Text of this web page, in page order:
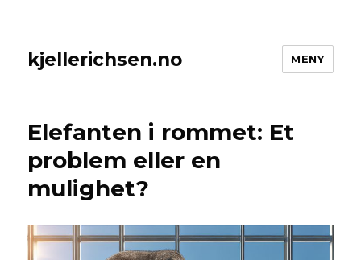
kjellerichsen.no MENY
Elefanten i rommet: Et
problem eller en
mulighet?